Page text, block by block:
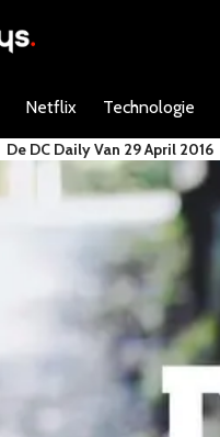
Netflix Technologie
De DC Daily Van 29 April 2016